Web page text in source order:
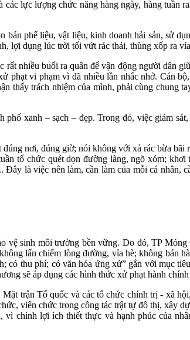
lực lượng chức năng hàng ngày, hàng tuần
phế liệu, vật liệu, kinh doanh hải sản, sử
lợi dụng lúc trời tối vứt rác thải, thùng xốp ra
nhiều buổi ra quân để vận động người dân
vi phạm vì đã nhiều lần nhắc nhở. Cán
thấy trách nhiệm của mình, phải cùng chung
xanh – sạch – đẹp. Trong đó, việc giám
nơi, đúng giờ; nói không với xả rác bừa
tổ chức quét dọn đường làng, ngõ xóm;
là việc nên làm, cần làm của mỗi cá nhân,
sinh môi trường bền vững. Do đó, TP
lấn chiếm lòng đường, vỉa hè; không bán
có thu phí; có văn hóa ứng xử” gắn với mục
sẽ áp dụng các hình thức xử phạt hành
trận Tổ quốc và các tổ chức chính trị - xã
viên chức trong công tác trật tự đô thị, xây
chính lợi ích thiết thực và hạnh phúc của